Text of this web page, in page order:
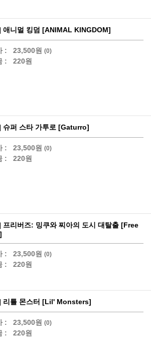
애니멀 킹덤 [ANIMAL KINGDOM]
: 23,500원 (0)
: 220원
슈퍼 스타 가투로 [Gaturro]
: 23,500원 (0)
: 220원
프리버즈: 밍쿠와 찌아의 도시 대탈출 [Free
: 23,500원 (0)
: 220원
리틀 몬스터 [Lil' Monsters]
: 23,500원 (0)
: 220원